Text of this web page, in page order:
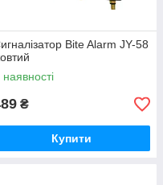
Bite Alarm JY-58
наявності
₴
Купити